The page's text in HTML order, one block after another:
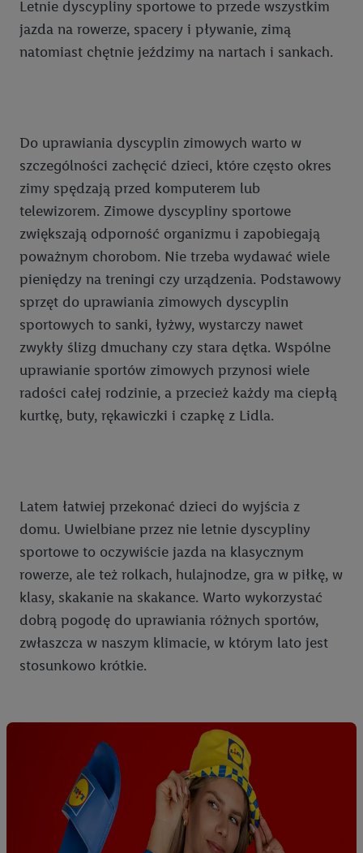
Letnie dyscypliny sportowe to przede wszystkim
jazda na rowerze, spacery i pływanie, zimą
natomiast chętnie jeździmy na nartach i sankach.
Do uprawiania dyscyplin zimowych warto w
szczególności zachęcić dzieci, które często okres
zimy spędzają przed komputerem lub
telewizorem. Zimowe dyscypliny sportowe
zwiększają odporność organizmu i zapobiegają
poważnym chorobom. Nie trzeba wydawać wiele
pieniędzy na treningi czy urządzenia. Podstawowy
sprzęt do uprawiania zimowych dyscyplin
sportowych to sanki, łyżwy, wystarczy nawet
zwykły ślizg dmuchany czy stara dętka. Wspólne
uprawianie sportów zimowych przynosi wiele
radości całej rodzinie, a przecież każdy ma ciepłą
kurtkę, buty, rękawiczki i czapkę z Lidla.
Latem łatwiej przekonać dzieci do wyjścia z
domu. Uwielbiane przez nie letnie dyscypliny
sportowe to oczywiście jazda na klasycznym
rowerze, ale też rolkach, hulajnodze, gra w piłkę, w
klasy, skakanie na skakance. Warto wykorzystać
dobrą pogodę do uprawiania różnych sportów,
zwłaszcza w naszym klimacie, w którym lato jest
stosunkowo krótkie.